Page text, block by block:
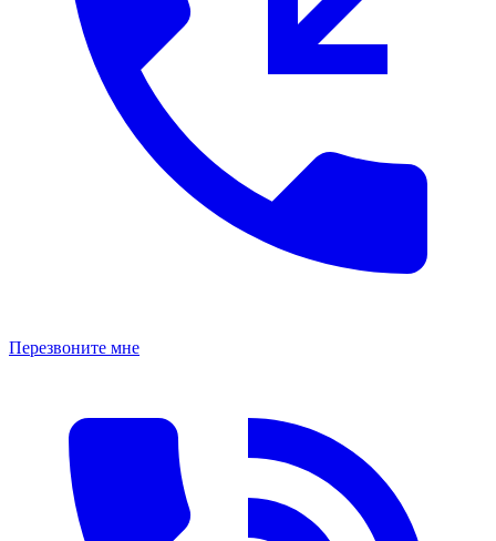
Перезвоните мне